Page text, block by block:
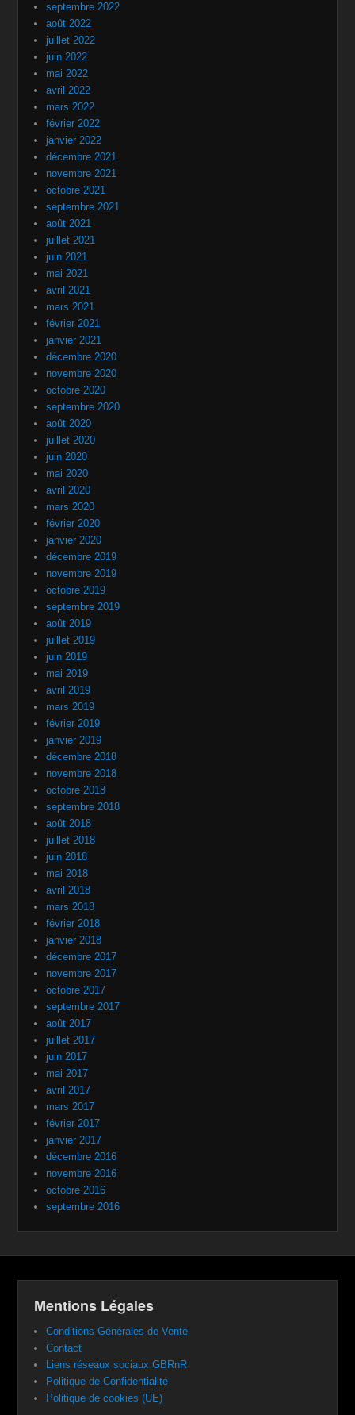
septembre 2022
août 2022
juillet 2022
juin 2022
mai 2022
avril 2022
mars 2022
février 2022
janvier 2022
décembre 2021
novembre 2021
octobre 2021
septembre 2021
août 2021
juillet 2021
juin 2021
mai 2021
avril 2021
mars 2021
février 2021
janvier 2021
décembre 2020
novembre 2020
octobre 2020
septembre 2020
août 2020
juillet 2020
juin 2020
mai 2020
avril 2020
mars 2020
février 2020
janvier 2020
décembre 2019
novembre 2019
octobre 2019
septembre 2019
août 2019
juillet 2019
juin 2019
mai 2019
avril 2019
mars 2019
février 2019
janvier 2019
décembre 2018
novembre 2018
octobre 2018
septembre 2018
août 2018
juillet 2018
juin 2018
mai 2018
avril 2018
mars 2018
février 2018
janvier 2018
décembre 2017
novembre 2017
octobre 2017
septembre 2017
août 2017
juillet 2017
juin 2017
mai 2017
avril 2017
mars 2017
février 2017
janvier 2017
décembre 2016
novembre 2016
octobre 2016
septembre 2016
Mentions Légales
Conditions Générales de Vente
Contact
Liens réseaux sociaux GBRnR
Politique de Confidentialité
Politique de cookies (UE)